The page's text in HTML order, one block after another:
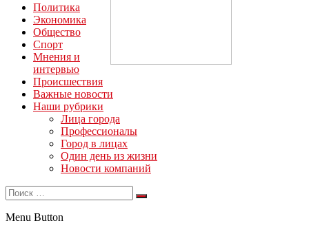
Политика
Экономика
Общество
Спорт
Мнения и
интервью
Происшествия
Важные новости
Наши рубрики
Лица города
Профессионалы
Город в лицах
Один день из жизни
Новости компаний
Menu Button